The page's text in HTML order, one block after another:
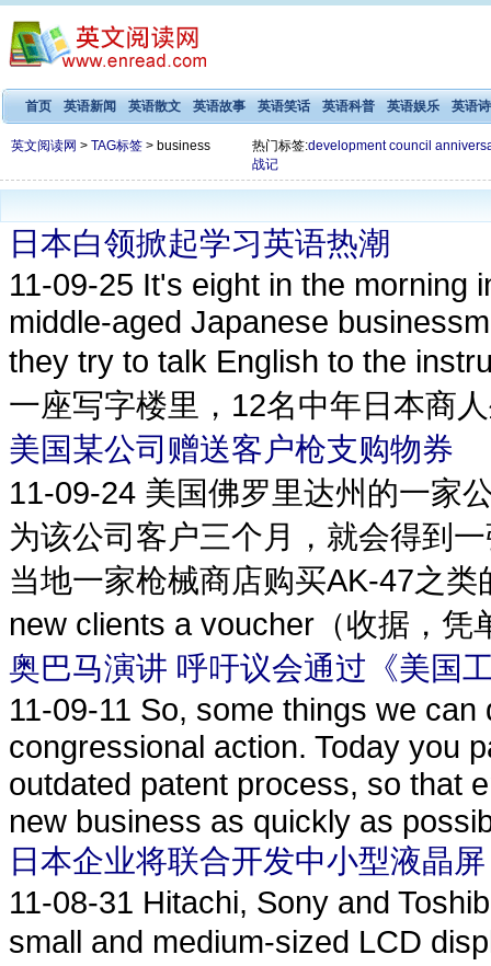
首页 英语新闻 英语散文 英语故事 英语笑话 英语科普 英语娱乐 英语
英文阅读网 > TAG标签 > business 热门标签:development council
战记
日本白领掀起学习英语热潮
11-09-25 It's eight in the morning
middle-aged Japanese
they try to talk English to the
一座写字楼里，12名中年日本商
美国某公司赠送客户枪支购物券
11-09-24 美国佛罗里达州的一家
为该公司客户三个月，就会得到
当地一家枪械商店购买AK-47之
new clients a voucher（收据，凭
奥巴马演讲 呼吁议会通过《美国
11-09-11 So, some things we
congressional action. Today you
outdated patent process, so that
new business as quickly as
日本企业将联合开发中小型液晶屏
11-08-31 Hitachi, Sony and
small and medium-sized LCD